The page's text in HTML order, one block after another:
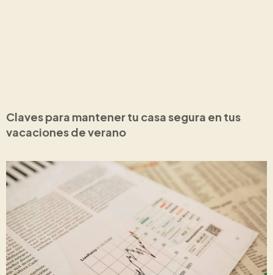
Claves para mantener tu casa segura en tus
vacaciones de verano